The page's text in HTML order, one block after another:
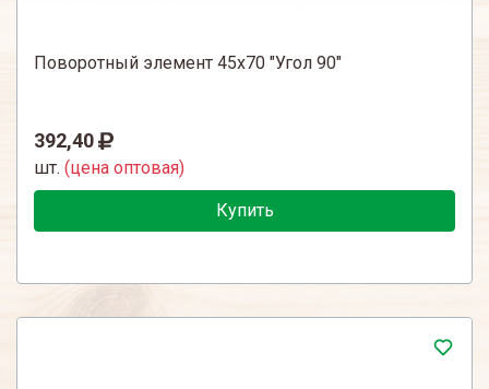
Поворотный элемент 45х70 "Угол 90"
392,40
шт. (цена оптовая)
Купить